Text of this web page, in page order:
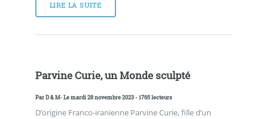
LIRE LA SUITE
Parvine Curie, un Monde sculpté
ParD & M- Le mardi 28 novembre 2023 - 1765 lecteurs
D’origine Franco-iranienne Parvine Curie, fille d’un